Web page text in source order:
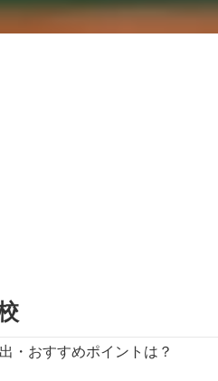
・おすすめポイントは？